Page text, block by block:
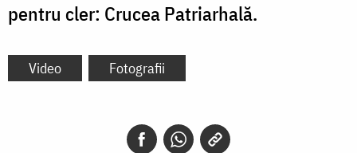
pentru cler: Crucea Patriarhală.
Video Fotografii